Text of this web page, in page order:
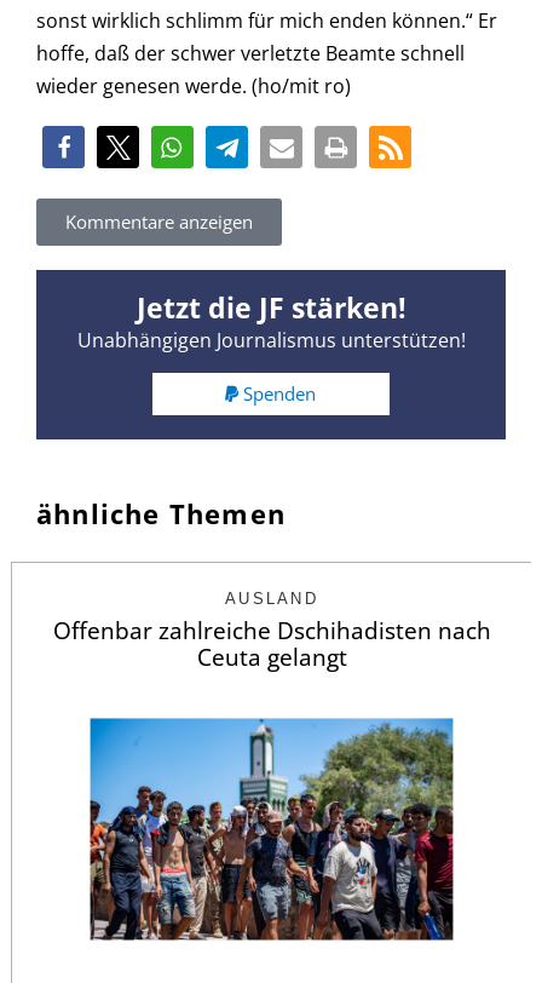
sonst wirklich schlimm für mich enden können.“ Er
hoffe, daß der schwer verletzte Beamte schnell
wieder genesen werde. (ho/mit ro)
Kommentare anzeigen
Jetzt die JF stärken!
Unabhängigen Journalismus unterstützen!
Spenden
ähnliche Themen
AUSLAND
Offenbar zahlreiche Dschihadisten nach
Ceuta gelangt